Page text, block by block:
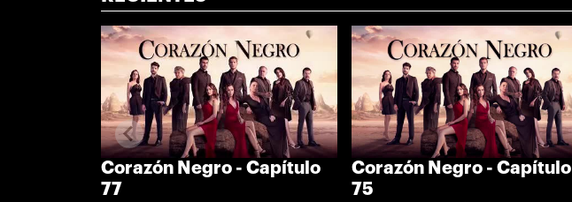
Corazón Negro - Capítulo
77
Corazón Negro - Capítulo
75